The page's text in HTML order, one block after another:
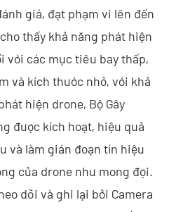
Drone Toàn Băng
Drone Cầm Tay
Giả Mạo GPS
Tường
Xuyên Tường
Xuyên Tường Di Động
giá, đạt phạm vi lên đến
thấy khả năng phát hiện
với các mục tiêu bay thấp,
và kích thước nhỏ, với khả
hiện drone, Bộ Gây
được kích hoạt, hiệu quả
và làm gián đoạn tín hiệu
của drone như mong đợi.
dõi và ghi lại bởi Camera